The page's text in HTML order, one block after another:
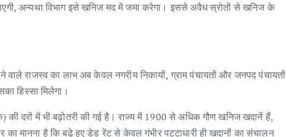
अन्यथा विभाग इसे खनिज मद में जमा करेगा। इससे अवैध स्रोतों से खनिज के
वाले राजस्व का लाभ अब केवल नगरीय निकायों, ग्राम पंचायतों और जनपद पंचायतों
हिस्सा मिलेगा।
की दरों में भी बढ़ोतरी की गई है। राज्य में 1900 से अधिक गौण खनिज खदानें हैं,
का मानना है कि बढ़े हुए डेड रेंट से केवल गंभीर पट्टाधारी ही खदानों का संचालन